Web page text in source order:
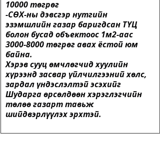
10000 төгрөг
-СӨХ-ны дэвсгэр нутгийн
эзэмшлийн газар баригдсан ТҮЦ
болон бусад объектоос 1м2-аас
3000-8000 төгрөг авах ёстой юм
байна.
Хэрэв сууц өмчлөгчид хуулийн
хүрээнд засвар үйлчилгээний хөлс,
зардал үндэслэлтэй эсэхийг
Шударга өрсөлдөөн хэрэглэгчийн
төлөө газарт тавьж
шийдвэрлүүлэх эрхтэй.